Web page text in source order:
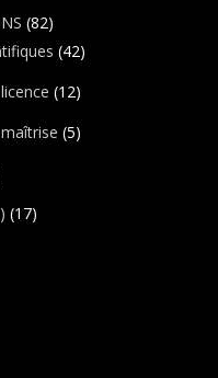
(82)
(42)
(12)
(5)
(17)